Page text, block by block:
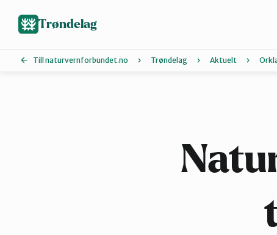
hovedinnhold
Trøndelag
Till naturvernforbundet.no Trøndelag Aktuelt